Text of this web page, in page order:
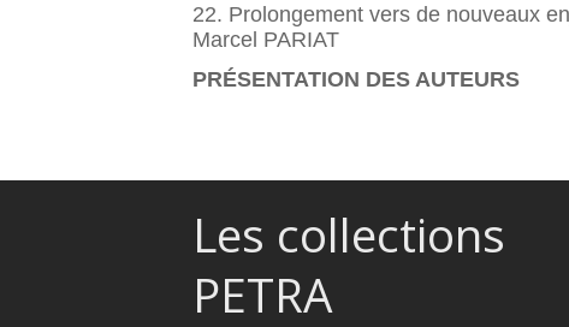
22. Prolongement vers de nouveaux
Marcel PARIAT
PRÉSENTATION DES AUTEURS
Les collections
PETRA